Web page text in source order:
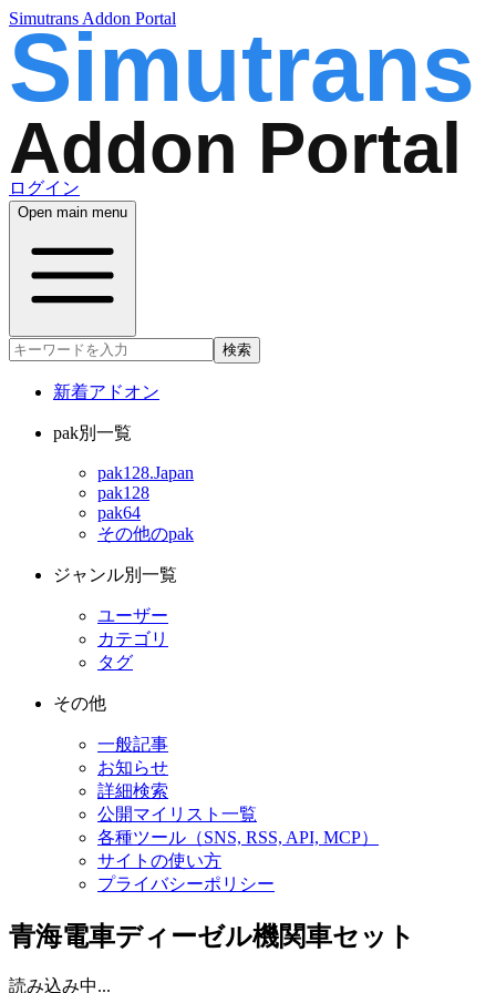
Simutrans Addon Portal
ログイン
Open main menu
検索
新着アドオン
pak別一覧
pak128.Japan
pak128
pak64
その他のpak
ジャンル別一覧
ユーザー
カテゴリ
タグ
その他
一般記事
お知らせ
詳細検索
公開マイリスト一覧
各種ツール（SNS, RSS, API, MCP）
サイトの使い方
プライバシーポリシー
青海電車ディーゼル機関車セット
読み込み中...